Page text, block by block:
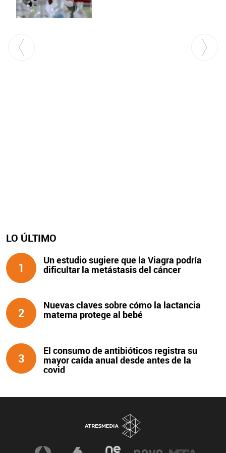
LO ÚLTIMO
1
Un estudio sugiere que la Viagra podría
dificultar la metástasis del cáncer
2
Nuevas claves sobre cómo la lactancia
materna protege al bebé
3
El consumo de antibióticos registra su
mayor caída anual desde antes de la
covid